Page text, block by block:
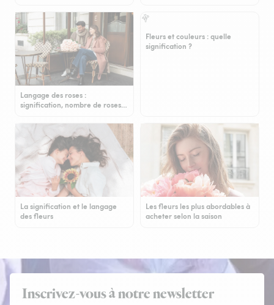
Langage des roses :
signification, nombre de roses…
Fleurs et couleurs : quelle
signification ?
La signification et le langage
des fleurs
Les fleurs les plus abordables à
acheter selon la saison
Inscrivez-vous à notre newsletter